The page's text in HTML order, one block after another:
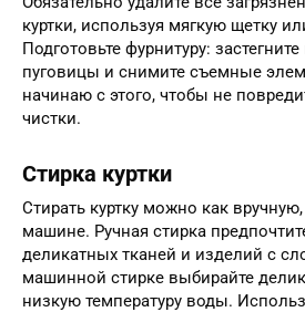
куртки, используя мягкую щетку
Подготовьте фурнитуру:
пуговицы и снимите съемные
начинаю с этого, чтобы не
чистки.
Стирка куртки
Стирать куртку можно как
машине. Ручная стирка
деликатных тканей и изделий с
машинной стирке выбирайте
низкую температуру воды.